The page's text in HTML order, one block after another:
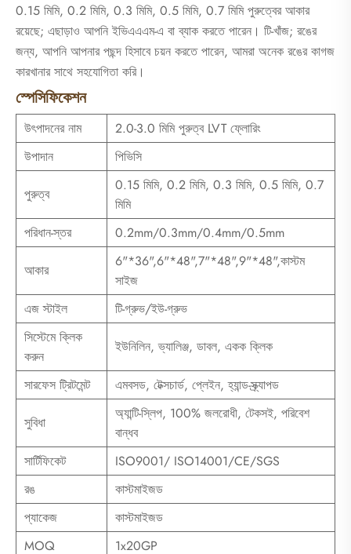
0.15 মিমি, 0.2 মিমি, 0.3 মিমি, 0.5 মিমি, 0.7 মিমি পুরুত্বের আকার
রয়েছে; এছাড়াও আপনি ইভিএএএম-এ বা ব্যাক করতে পারেন। টি-খাঁজ; রঙের
জন্য, আপনি আপনার পছন্দ হিসাবে চয়ন করতে পারেন, আমরা অনেক রঙের কাগজ
কারখানার সাথে সহযোগিতা করি।
স্পেসিফিকেশন
উৎপাদনের নাম
2.0-3.0 মিমি পুরুত্ব LVT ফ্লোরিং
উপাদান
পিভিসি
পুরুত্ব
0.15 মিমি, 0.2 মিমি, 0.3 মিমি, 0.5 মিমি, 0.7
মিমি
পরিধান-স্তর
0.2mm/0.3mm/0.4mm/0.5mm
আকার
6"*36",6"*48",7"*48",9"*48",কাস্টম
সাইজ
এজ স্টাইল
টি-গ্রুভ/ইউ-গ্রুভ
সিস্টেমে ক্লিক
করুন
ইউনিলিন, ভ্যালিঞ্জ, ডাবল, একক ক্লিক
সারফেস ট্রিটমেন্ট এমবসড, টেক্সচার্ড, প্লেইন, হ্যান্ড-স্ক্র্যাপড
সুবিধা
অ্যান্টি-স্লিপ, 100% জলরোধী, টেকসই, পরিবেশ
বান্ধব
সার্টিফিকেট
ISO9001/ ISO14001/CE/SGS
রঙ
কাস্টমাইজড
প্যাকেজ
কাস্টমাইজড
MOQ
1x20GP